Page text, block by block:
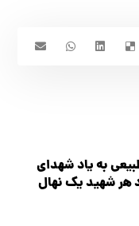
به ياد شهداي
هر شهيد يك نهال